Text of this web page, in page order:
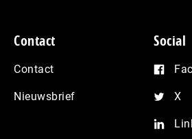
Contact
Contact
Nieuwsbrief
Social
X